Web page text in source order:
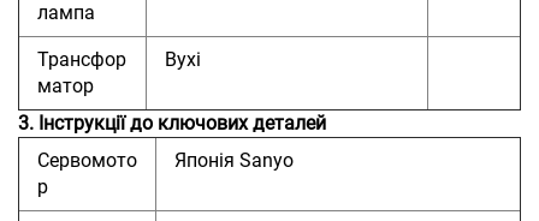
лампа
Трансфор
матор
Вухі
3. Інструкції до ключових деталей
Сервомото
р
Японія Sanyo